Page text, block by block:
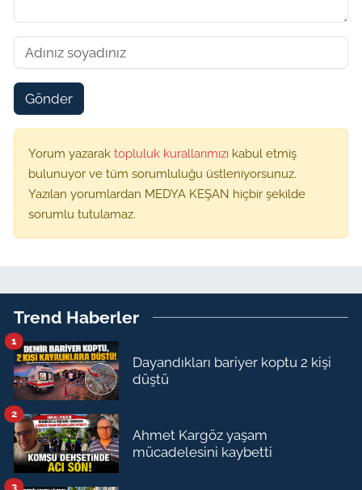
Gönder
Yorum yazarak topluluk kurallarımızı kabul etmiş
bulunuyor ve tüm sorumluluğu üstleniyorsunuz.
Yazılan yorumlardan MEDYA KEŞAN hiçbir şekilde
sorumlu tutulamaz.
Trend Haberler
Dayandıkları bariyer koptu 2 kişi
düştü
1
Ahmet Kargöz yaşam
mücadelesini kaybetti
2
3